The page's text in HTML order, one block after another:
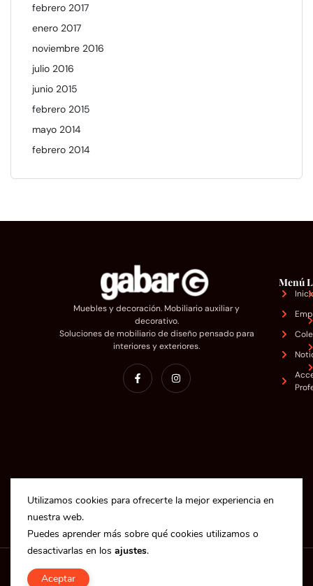
febrero 2017
enero 2017
noviembre 2016
julio 2016
junio 2015
febrero 2015
mayo 2014
febrero 2014
Muebles y decoración. Mobiliario auxiliar y
decorativo.
Soluciones de mobiliario de diseño pensado para
interiores y exteriores.
Menú
Copyright © 2025 Industrias Gabar S.L.
Utilizamos cookies para ofrecerte la mejor experiencia en
nuestra web.
Puedes aprender más sobre qué cookies utilizamos o
desactivarlas en los ajustes.
Aceptar